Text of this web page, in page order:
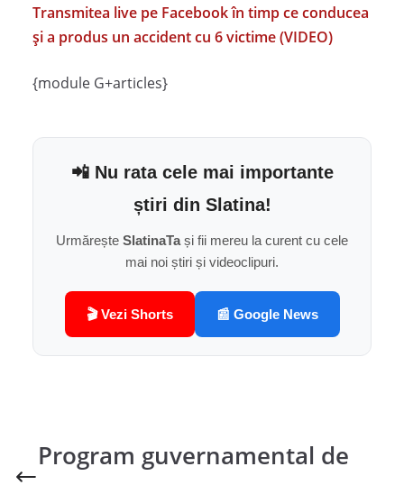
Transmitea live pe Facebook în timp ce conducea
și a produs un accident cu 6 victime (VIDEO)
{module G+articles}
📲 Nu rata cele mai importante
știri din Slatina!
Urmărește SlatinaTași fii mereu la curent cu cele
mai noi știri și videoclipuri.
🎬 Vezi Shorts 📰 Google News
Program guvernamental de